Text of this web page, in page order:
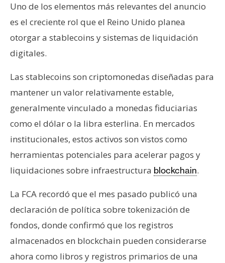
Uno de los elementos más relevantes del anuncio
es el creciente rol que el Reino Unido planea
otorgar a stablecoins y sistemas de liquidación
digitales.
Las stablecoins son criptomonedas diseñadas para
mantener un valor relativamente estable,
generalmente vinculado a monedas fiduciarias
como el dólar o la libra esterlina. En mercados
institucionales, estos activos son vistos como
herramientas potenciales para acelerar pagos y
liquidaciones sobre infraestructura blockchain.
La FCA recordó que el mes pasado publicó una
declaración de política sobre tokenización de
fondos, donde confirmó que los registros
almacenados en blockchain pueden considerarse
ahora como libros y registros primarios de una